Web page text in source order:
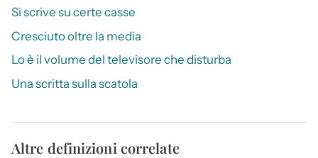
Si scrive su certe casse
Cresciuto oltre la media
Lo è il volume del televisore che disturba
Una scritta sulla scatola
Altre definizioni correlate